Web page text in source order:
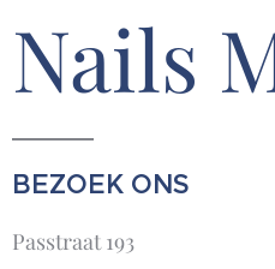
Nails
BEZOEK ONS
Passtraat 193